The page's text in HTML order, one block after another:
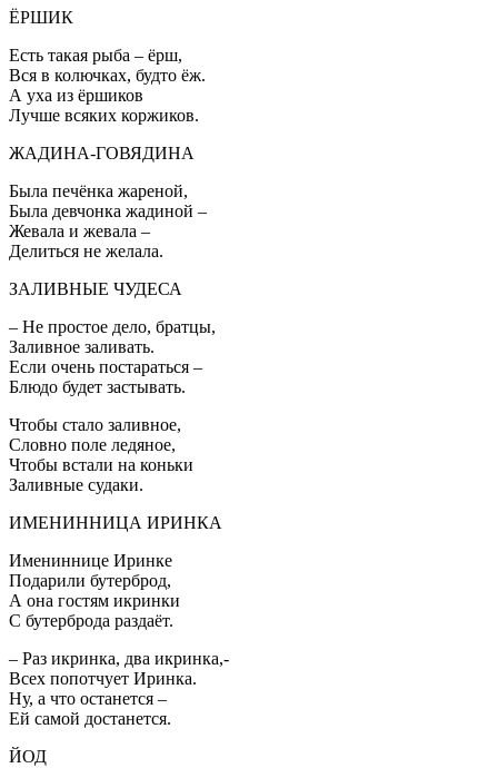
ЁРШИК
Есть такая рыба – ёрш,
Вся в колючках, будто ёж.
А уха из ёршиков
Лучше всяких коржиков.
ЖАДИНА-ГОВЯДИНА
Была печёнка жареной,
Была девчонка жадиной –
Жевала и жевала –
Делиться не желала.
ЗАЛИВНЫЕ ЧУДЕСА
– Не простое дело, братцы,
Заливное заливать.
Если очень постараться –
Блюдо будет застывать.
Чтобы стало заливное,
Словно поле ледяное,
Чтобы встали на коньки
Заливные судаки.
ИМЕНИННИЦА ИРИНКА
Имениннице Иринке
Подарили бутерброд,
А она гостям икринки
С бутерброда раздаёт.
– Раз икринка, два икринка,-
Всех попотчует Иринка.
Ну, а что останется –
Ей самой достанется.
ЙОД